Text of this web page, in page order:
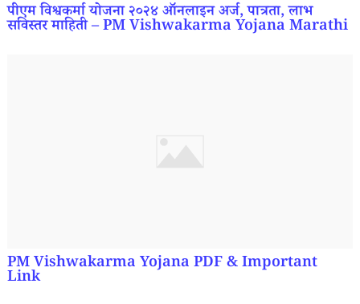
पीएम विश्वकर्मा योजना २०२४ ऑनलाइन अर्ज, पात्रता, लाभ
सविस्तर माहिती – PM Vishwakarma Yojana Marathi
PM Vishwakarma Yojana PDF & Important
Link